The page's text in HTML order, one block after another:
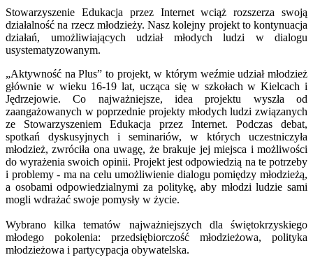
Stowarzyszenie Edukacja przez Internet wciąż rozszerza swoją
działalność na rzecz młodzieży. Nasz kolejny projekt to kontynuacja
działań, umożliwiających udział młodych ludzi w dialogu
usystematyzowanym.
„Aktywność na Plus” to projekt, w którym weźmie udział młodzież
głównie w wieku 16-19 lat, ucząca się w szkołach w Kielcach i
Jędrzejowie. Co najważniejsze, idea projektu wyszła od
zaangażowanych w poprzednie projekty młodych ludzi związanych
ze Stowarzyszeniem Edukacja przez Internet. Podczas debat,
spotkań dyskusyjnych i seminariów, w których uczestniczyła
młodzież, zwróciła ona uwagę, że brakuje jej miejsca i możliwości
do wyrażenia swoich opinii. Projekt jest odpowiedzią na te potrzeby
i problemy - ma na celu umożliwienie dialogu pomiędzy młodzieżą,
a osobami odpowiedzialnymi za politykę, aby młodzi ludzie sami
mogli wdrażać swoje pomysły w życie.
Wybrano kilka tematów najważniejszych dla świętokrzyskiego
młodego pokolenia: przedsiębiorczość młodzieżowa, polityka
młodzieżowa i partycypacja obywatelska.